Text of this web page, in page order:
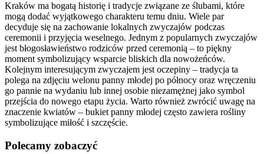
Kraków ma bogatą historię i tradycje związane ze ślubami, które
mogą dodać wyjątkowego charakteru temu dniu. Wiele par
decyduje się na zachowanie lokalnych zwyczajów podczas
ceremonii i przyjęcia weselnego. Jednym z popularnych zwyczajów
jest błogosławieństwo rodziców przed ceremonią – to piękny
moment symbolizujący wsparcie bliskich dla nowożeńców.
Kolejnym interesującym zwyczajem jest oczepiny – tradycja ta
polega na zdjęciu welonu panny młodej po północy oraz wręczeniu
go pannie na wydaniu lub innej osobie niezamężnej jako symbol
przejścia do nowego etapu życia. Warto również zwrócić uwagę na
znaczenie kwiatów – bukiet panny młodej często zawiera rośliny
symbolizujące miłość i szczęście.
Polecamy zobaczyć